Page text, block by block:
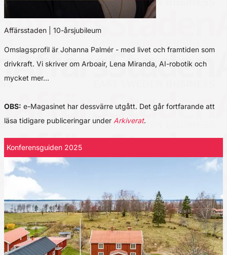
Affärsstaden | 10-årsjubileum
Omslagsprofil är Johanna Palmér - med livet och framtiden som
drivkraft. Vi skriver om Arboair, Lena Miranda, AI-robotik och
mycket mer…
OBS: e-Magasinet har dessvärre utgått. Det går fortfarande att
läsa tidigare publiceringar under Arkiverat.
Konferensguiden 2025